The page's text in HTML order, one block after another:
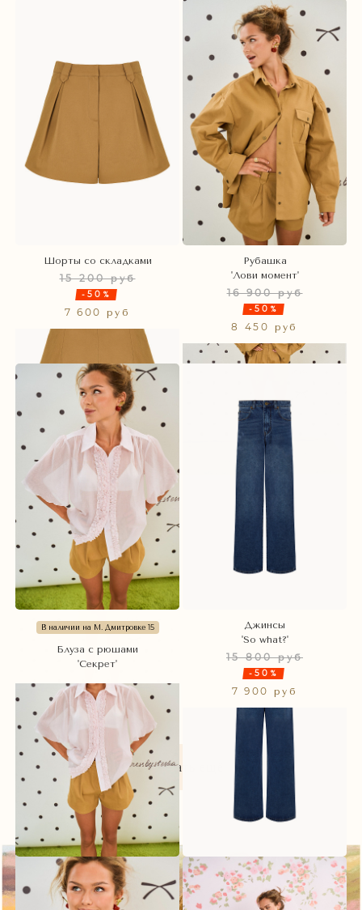
Шорты со складками
15 200 руб
-50%
7 600 руб
Рубашка
'Лови момент'
16 900 руб
-50%
8 450 руб
В наличии на М. Дмитровке 15
Блуза с рюшами
'Секрет'
Джинсы
'So what?'
15 800 руб
-50%
7 900 руб
Показать ещё